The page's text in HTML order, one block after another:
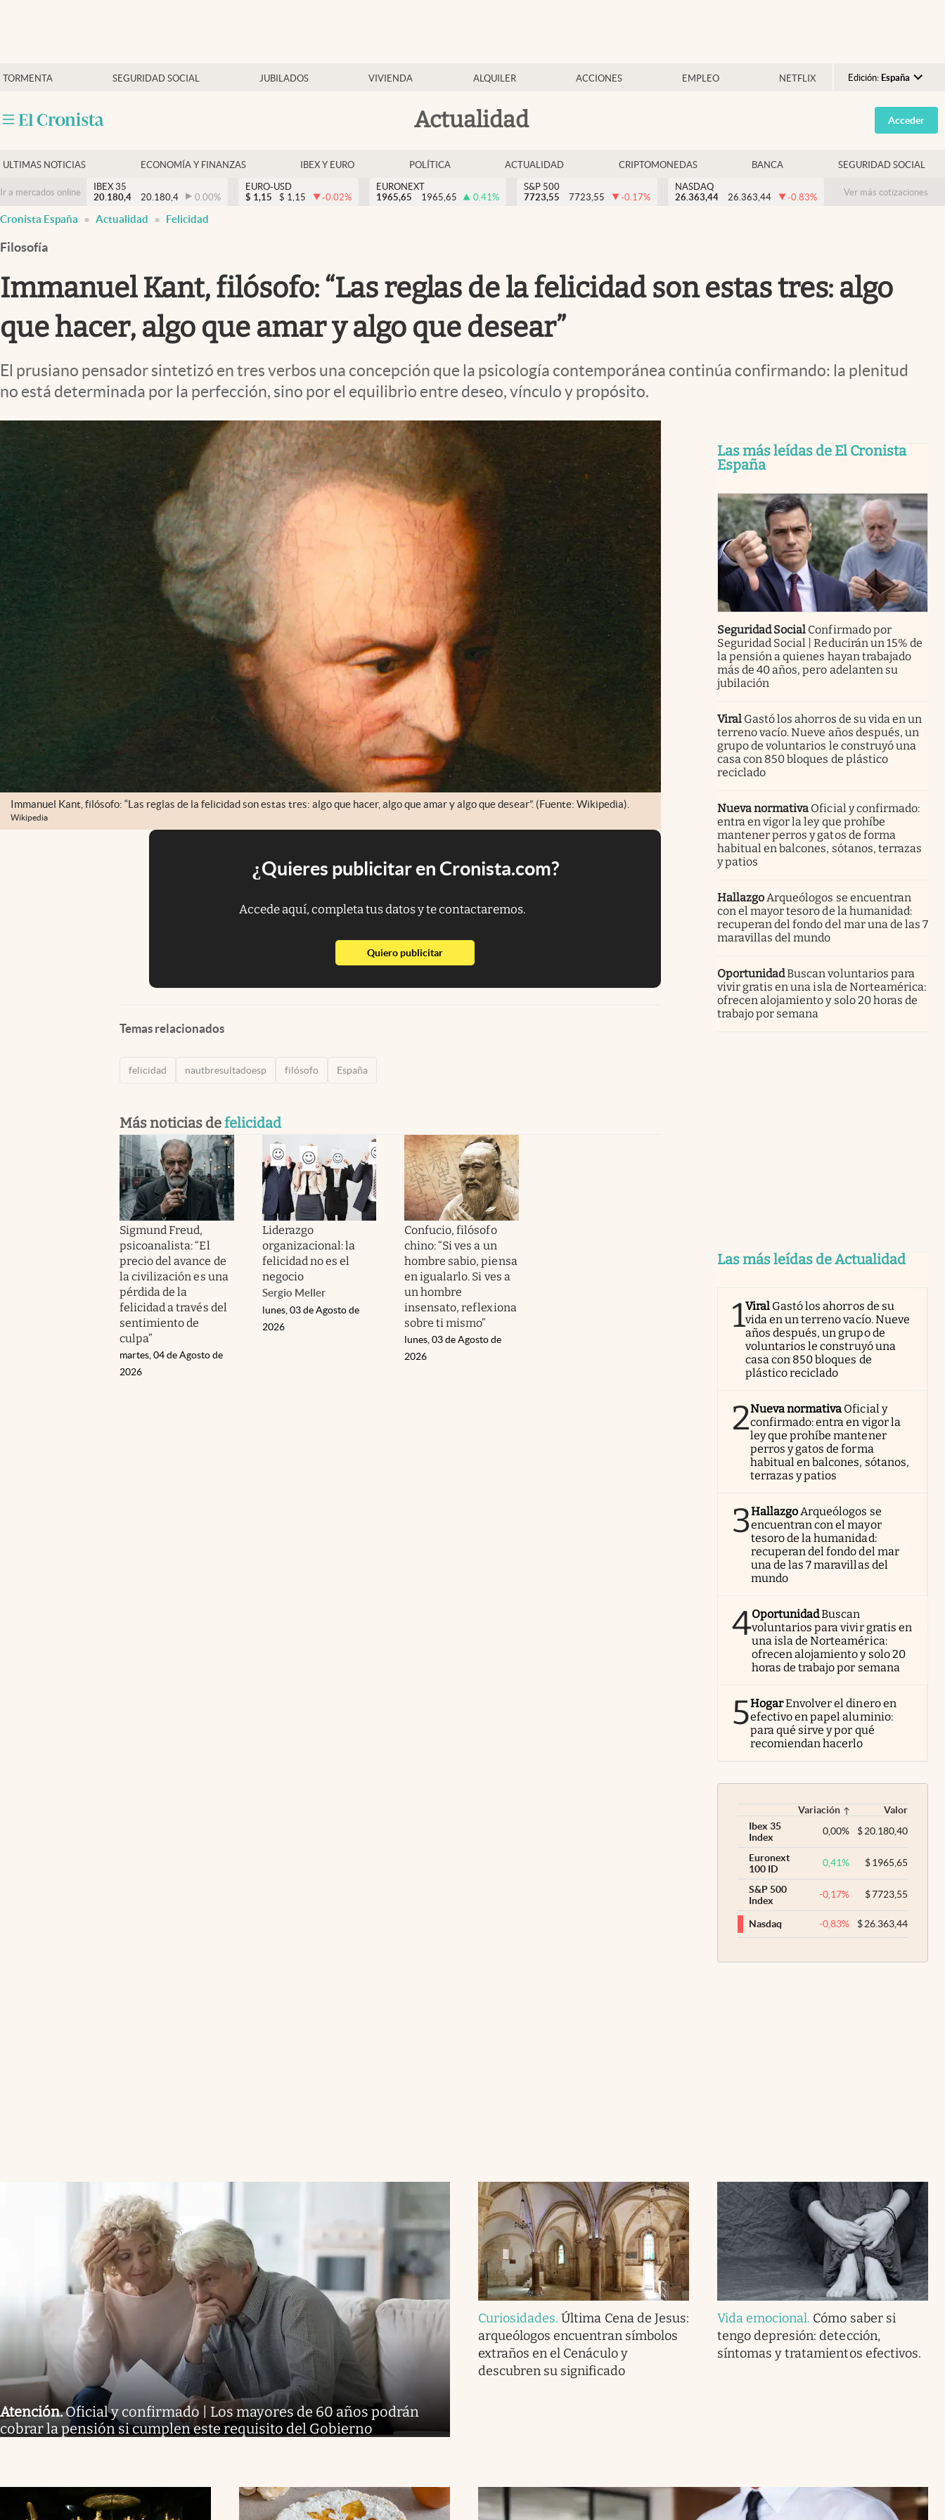
TORMENTA SEGURIDAD SOCIAL JUBILADOS VIVIENDA ALQUILER ACCIONES EMPLEO NETFLIX Edición: España
Argentina
España
USA
Colombia
Actualidad
Economía y finanzas
Criptomonedas
Acceder
ULTIMAS NOTICIAS ECONOMÍA Y FINANZAS IBEX Y EURO POLÍTICA ACTUALIDAD CRIPTOMONEDAS BANCA SEGURIDAD SOCIAL
Ir a mercados online
IBEX 35
20.180,4
20.180,4 0.00%
EURO-USD
$ 1,15 $ 1,15 -0.02%
EURONEXT
1965,65
1965,65 0.41%
S&P 500
7723,55
7723,55 -0.17%
NASDAQ
26.363,44
26.363,44 -0.83% Ver más cotizaciones
Cronista España Actualidad Felicidad
Filosofía
Immanuel Kant, filósofo: “Las reglas de la felicidad son estas tres: algo
que hacer, algo que amar y algo que desear”
El prusiano pensador sintetizó en tres verbos una concepción que la psicología contemporánea continúa confirmando: la plenitud
no está determinada por la perfección, sino por el equilibrio entre deseo, vínculo y propósito.
Immanuel Kant, filósofo: “Las reglas de la felicidad son estas tres: algo que hacer, algo que amar y algo que desear”. (Fuente: Wikipedia).
Wikipedia
¿Quieres publicitar en Cronista.com?
Accede aquí, completa tus datos y te contactaremos.
Quiero publicitarabre en nueva pestaña
Temas relacionados
felicidad nautbresultadoesp filósofo España
Más noticias defelicidad
Sigmund Freud,
psicoanalista: “El
precio del avance de
la civilización es una
pérdida de la
felicidad a través del
sentimiento de
culpa”
martes, 04 de Agosto de
2026
Liderazgo
organizacional: la
felicidad no es el
negocio
Sergio Meller
lunes, 03 de Agosto de
2026
Confucio, filósofo
chino: “Si ves a un
hombre sabio, piensa
en igualarlo. Si ves a
un hombre
insensato, reflexiona
sobre ti mismo”
lunes, 03 de Agosto de
2026
Las más leídas de El Cronista
España
Seguridad Social Confirmado por
Seguridad Social | Reducirán un 15% de
la pensión a quienes hayan trabajado
más de 40 años, pero adelanten su
jubilación
Viral Gastó los ahorros de su vida en un
terreno vacío. Nueve años después, un
grupo de voluntarios le construyó una
casa con 850 bloques de plástico
reciclado
Nueva normativa Oficial y confirmado:
entra en vigor la ley que prohíbe
mantener perros y gatos de forma
habitual en balcones, sótanos, terrazas
y patios
HallazgoArqueólogos se encuentran
con el mayor tesoro de la humanidad:
recuperan del fondo del mar una de las 7
maravillas del mundo
OportunidadBuscan voluntarios para
vivir gratis en una isla de Norteamérica:
ofrecen alojamiento y solo 20 horas de
trabajo por semana
Las más leídas de Actualidad
1Viral Gastó los ahorros de su
vida en un terreno vacío. Nueve
años después, un grupo de
voluntarios le construyó una
casa con 850 bloques de
plástico reciclado
2Nueva normativa Oficial y
confirmado: entra en vigor la
ley que prohíbe mantener
perros y gatos de forma
habitual en balcones, sótanos,
terrazas y patios
3HallazgoArqueólogos se
encuentran con el mayor
tesoro de la humanidad:
recuperan del fondo del mar
una de las 7 maravillas del
mundo
4OportunidadBuscan
voluntarios para vivir gratis en
una isla de Norteamérica:
ofrecen alojamiento y solo 20
horas de trabajo por semana
5HogarEnvolver el dinero en
efectivo en papel aluminio:
para qué sirve y por qué
recomiendan hacerlo
Variación
Valor
Ibex 35
Index
0,00% $20.180,40
Euronext
100 ID
0,41% $1965,65
S&P 500
Index
-0,17% $7723,55
Nasdaq -0,83% $26.363,44
Atención.Oficial y confirmado | Los mayores de 60 años podrán
cobrar la pensión si cumplen este requisito del Gobierno
Curiosidades.Última Cena de Jesus:
arqueólogos encuentran símbolos
extraños en el Cenáculo y
descubren su significado
Vida emocional. Cómo saber si
tengo depresión: detección,
síntomas y tratamientos efectivos.